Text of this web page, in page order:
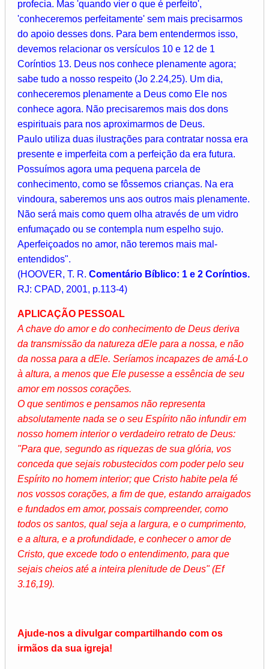
profecia. Mas 'quando vier o que é perfeito',
'conheceremos perfeitamente' sem mais precisarmos
do apoio desses dons. Para bem entendermos isso,
devemos relacionar os versículos 10 e 12 de 1
Coríntios 13. Deus nos conhece plenamente agora;
sabe tudo a nosso respeito (Jo 2.24,25). Um dia,
conheceremos plenamente a Deus como Ele nos
conhece agora. Não precisaremos mais dos dons
espirituais para nos aproximarmos de Deus.
Paulo utiliza duas ilustrações para contratar nossa era
presente e imperfeita com a perfeição da era futura.
Possuímos agora uma pequena parcela de
conhecimento, como se fôssemos crianças. Na era
vindoura, saberemos uns aos outros mais plenamente.
Não será mais como quem olha através de um vidro
enfumaçado ou se contempla num espelho sujo.
Aperfeiçoados no amor, não teremos mais mal-
entendidos".
(HOOVER, T. R. Comentário Bíblico: 1 e 2 Coríntios.
RJ: CPAD, 2001, p.113-4)
APLICAÇÃO PESSOAL
A chave do amor e do conhecimento de Deus deriva
da transmissão da natureza dEle para a nossa, e não
da nossa para a dEle. Seríamos incapazes de amá-Lo
à altura, a menos que Ele pusesse a essência de seu
amor em nossos corações.
O que sentimos e pensamos não representa
absolutamente nada se o seu Espírito não infundir em
nosso homem interior o verdadeiro retrato de Deus:
"Para que, segundo as riquezas de sua glória, vos
conceda que sejais robustecidos com poder pelo seu
Espírito no homem interior; que Cristo habite pela fé
nos vossos corações, a fim de que, estando arraigados
e fundados em amor, possais compreender, como
todos os santos, qual seja a largura, e o cumprimento,
e a altura, e a profundidade, e conhecer o amor de
Cristo, que excede todo o entendimento, para que
sejais cheios até a inteira plenitude de Deus" (Ef
3.16,19).
Ajude-nos a divulgar compartilhando com os
irmãos da sua igreja!